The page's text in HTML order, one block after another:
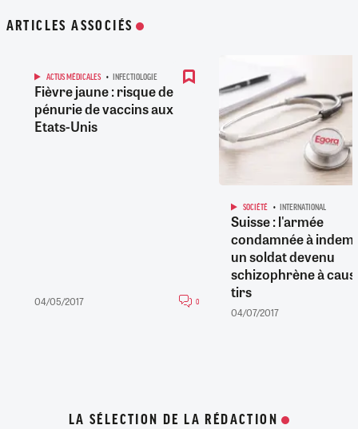
ARTICLES ASSOCIÉS
ACTUS MÉDICALES INFECTIOLOGIE
Fièvre jaune : risque de
pénurie de vaccins aux
Etats-Unis
04/05/2017 0
SOCIÉTÉ INTERNATIONAL
Suisse : l'armée
condamnée à
un soldat devenu
schizophrène à
tirs
04/07/2017
LA SÉLECTION DE LA RÉDACTION